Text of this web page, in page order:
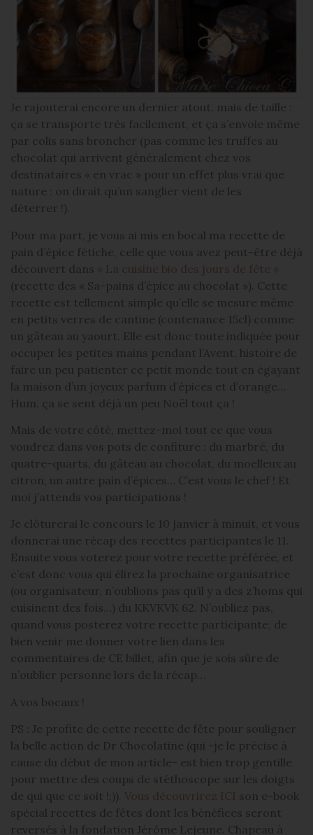
Je rajouterai encore un dernier atout, mais de taille :
ça se transporte très facilement, et ça s’envoie même
par colis sans broncher (pas comme les truffes au
chocolat qui arrivent généralement chez vos
destinataires « en vrac » pour un effet plus vrai que
nature : on dirait qu’un sanglier vient de les
déterrer !).
Pour ma part, je vous ai mis en bocal ma recette de
pain d’épice fétiche, celle que vous avez peut-être déjà
découvert dans « La cuisine bio des jours de fête »
(recette des « Sa-pains d’épice au chocolat »). Cette
recette est tellement simple qu’elle se mesure même
en petits verres de cantine (contenance 15cl) comme
un gâteau au yaourt. Elle est donc toute indiquée pour
occuper les petites mains pendant l’Avent, histoire de
faire un peu patienter ce petit monde tout en égayant
la maison d’un joyeux parfum d’épices et d’orange…
Hum, ça se sent déjà un peu Noël tout ça !
Mais de votre côté, mettez-moi tout ce que vous
voudrez dans vos pots de confiture : du marbré, du
quatre-quarts, du gâteau au chocolat, du moelleux au
citron, un autre pain d’épices… C’est vous le chef ! Et
moi j’attends vos participations !
Je clôturerai le concours le 10 janvier à minuit, et vous
donnerai une récap des recettes participantes le 11.
Ensuite vous voterez pour votre recette préférée, et
c’est donc vous qui élirez la prochaine organisatrice
(ou organisateur, n’oublions pas qu’il y a des z’homs qui
cuisinent des fois…) du KKVKVK 62. N’oubliez pas,
quand vous posterez votre recette participante, de
bien venir me donner votre lien dans les
commentaires de CE billet, afin que je sois sûre de
n’oublier personne lors de la récap…
A vos bocaux !
PS : Je profite de cette recette de fête pour souligner
la belle action de Dr Chocolatine (qui -je le précise à
cause du début de mon article- est bien trop gentille
pour mettre des coups de stéthoscope sur les doigts
de qui que ce soit !;)). Vous découvrirez ICI son e-book
spécial recettes de fêtes dont les bénéfices seront
reversés à la fondation Jérôme Lejeune. Chapeau à